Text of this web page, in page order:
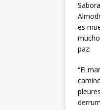
es
paz:
“El